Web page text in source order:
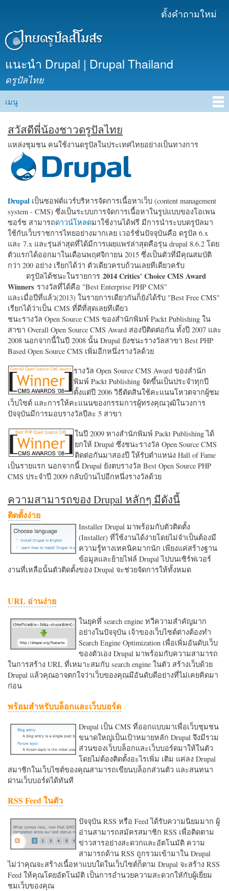
เนื้อหา
ตั้งคำถามใหม่
แนะนำ Drupal | Drupal Thailand
ดรูปัลไทย
Main menu
เมนู
สวัสดีพี่น้องชาวดรูปัลไทย
แหล่งชุมชน คนใช้งานดรูปัลในประเทศไทยอย่างเป็นทางการ
Drupal เป็นซอฟต์แวร์บริหารจัดการเนื้อหาเว็บ (content management
system - CMS) ซึ่งเป็นระบบการจัดการเนื้อหาในรูปแบบของโอเพน
ซอร์ซ สามารถดาวน์โหลดมาใช้งานได้ฟรี มีการนำระบบดรูปัลมา
ใช้กับเว็บราชการไทยอย่างมากเลย เวอร์ชั่นปัจจุบันคือ ดรูปัล 6.x
และ 7.x และรุ่นล่าสุดที่ได้มีการเผยแพร่ล่าสุดคือรุ่น drupal 8.6.2 โดย
ตัวแรกได้ออกมาในเดือนพฤศจิกายน 2015 ซึ่งเป็นตัวที่มีคุณสมบัติ
กว่า 200 อย่าง เรียกได้ว่า ตัวเดียวครบถ้วนเลยทีเดียวครับ
ดรูปัลได้ชนะในรายการ 2014 Critics' Choice CMS Award
Winners รางวัลที่ได้คือ "Best Enterprise PHP CMS"
และเมื่อปีที่แล้ว(2013) ในรายการเดียวกันก็ยังได้รับ "Best Free CMS"
เรียกได้ว่าเป็น CMS ที่ดีที่สุดเลยทีเดียว
ชนะรางวัล Open Source CMS ของสำนักพิมพ์ Packt Publishing ใน
สาขา Overall Open Source CMS Award สองปีติดต่อกัน ทั้งปี 2007 และ
2008 นอกจากนี้ในปี 2008 นั้น Drupal ยังชนะรางวัลสาขา Best PHP
Based Open Source CMS เพิ่มอีกหนึ่งรางวัลด้วย
รางวัล Open Source CMS Award ของสำนัก
พิมพ์ Packt Publishing จัดขึ้นเป็นประจำทุกปี
ตั้งแต่ปี 2006 วิธีตัดสินใช้คะแนนโหวตจากผู้ชม
เว็บไซต์ และการให้คะแนนของกรรมการผู้ทรงคุณวุฒิในวงการ
ปัจจุบันมีการมอบรางวัลปีละ 5 สาขา
ในปี 2009 ทางสำนักพิมพ์ Packt Publishing ได้
ยกให้ Drupal ซึ่งชนะรางวัล Open Source CMS
ติดต่อกันมาสองปี ให้รับตำแหน่ง Hall of Fame
เป็นรายแรก นอกจากนี้ Drupal ยังตบรางวัล Best Open Source PHP
CMS ประจำปี 2009 กลับบ้านไปอีกหนึ่งรางวัลด้วย
ความสามารถของ Drupal หลักๆ มีดังนี้
ติดตั้งง่าย
Installer Drupal มาพร้อมกับตัวติดตั้ง
(Installer) ที่ใช้งานได้ง่ายโดยไม่จำเป็นต้องมี
ความรู้ทางเทคนิคมากนัก เพียงแค่สร้างฐาน
ข้อมูลและย้ายไฟล์ Drupal ไปบนเซิร์ฟเวอร์
งานที่เหลือนั้นตัวติดตั้งของ Drupal จะช่วยจัดการให้ทั้งหมด
URL อ่านง่าย
ในยุคที่ search engine ทวีความสำคัญมาก
อย่างในปัจจุบัน เจ้าของเว็บไซต์ต่างต้องทำ
Search Engine Optimization เพื่อเพิ่มอันดับเว็บ
ของตัวเอง Drupal มาพร้อมกับความสามารถ
ในการสร้าง URL ที่เหมาะสมกับ search engine ในตัว สร้างเว็บด้วย
Drupal แล้วคุณอาจตกใจว่าเว็บของคุณมีอันดับดีอย่างที่ไม่เคยคิดมา
ก่อน
พร้อมสำหรับบล็อกและเว็บบอร์ด
Drupal เป็น CMS ที่ออกแบบมาเพื่อเว็บชุมชน
ขนาดใหญ่เป็นเป้าหมายหลัก Drupal จึงมีรวม
ส่วนของเว็บบล็อกและเว็บบอร์ดมาให้ในตัว
โดยไม่ต้องติดตั้งอะไรเพิ่ม เติม แค่ลง Drupal
สมาชิกในเว็บไซต์ของคุณสามารถเขียนบล็อกส่วนตัว และสนทนา
ผ่านเว็บบอร์ดได้ทันที
RSS Feed ในตัว
ปัจจุบัน RSS หรือ Feed ได้รับความนิยมมาก ผู้
อ่านสามารถสมัครสมาชิก RSS เพื่อติดตาม
ข่าวสารอย่างสะดวกและอัตโนมัติ ความ
สามารถด้าน RSS ถูกรวมเข้ามาใน Drupal
ไม่ว่าคุณจะสร้างเนื้อหาแบบใดในเว็บไซต์ก็ตาม Drupal จะสร้าง RSS
Feed ให้คุณโดยอัตโนมัติ เป็นการอำนวยความสะดวกใหักับผู้เยี่ยม
ชมเว็บของคุณ